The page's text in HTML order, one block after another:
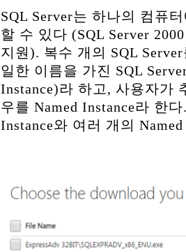
SQL Server는 하나의 컴퓨
할 수 있다 (SQL Server
지원). 복수 개의 SQL
일한 이름을 가진 SQL
Instance)라 하고, 사용자가
우를 Named Instance라 한
Instance와 여러 개의